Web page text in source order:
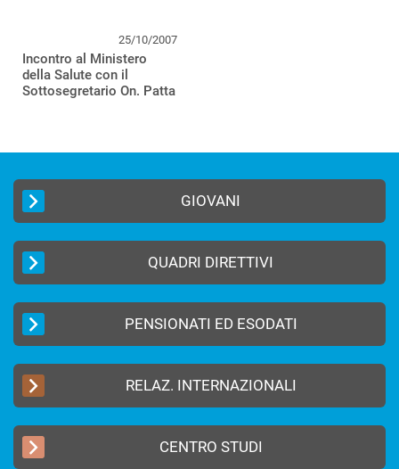
25/10/2007
Incontro al Ministero
della Salute con il
Sottosegretario On. Patta
GIOVANI
QUADRI DIRETTIVI
PENSIONATI ED ESODATI
RELAZ. INTERNAZIONALI
CENTRO STUDI